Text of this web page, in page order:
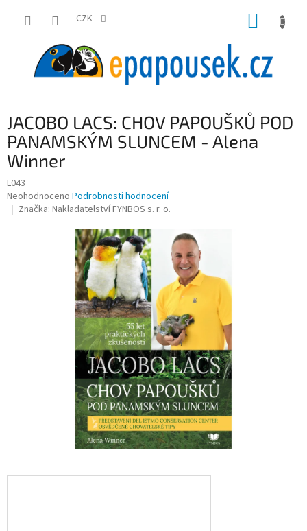
CZK
JACOBO LACS: CHOV PAPOUŠKŮ POD
PANAMSKÝM SLUNCEM - Alena
Winner
L043
Průměrné
hodnocení
Neohodnoceno Podrobnosti hodnocení
Značka: Nakladatelství FYNBOS s. r. o.